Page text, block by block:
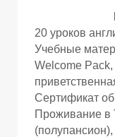
20 уроков
Учебные
Welcome
Сертификат об
Проживание в